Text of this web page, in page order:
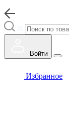
Войти
Избранное